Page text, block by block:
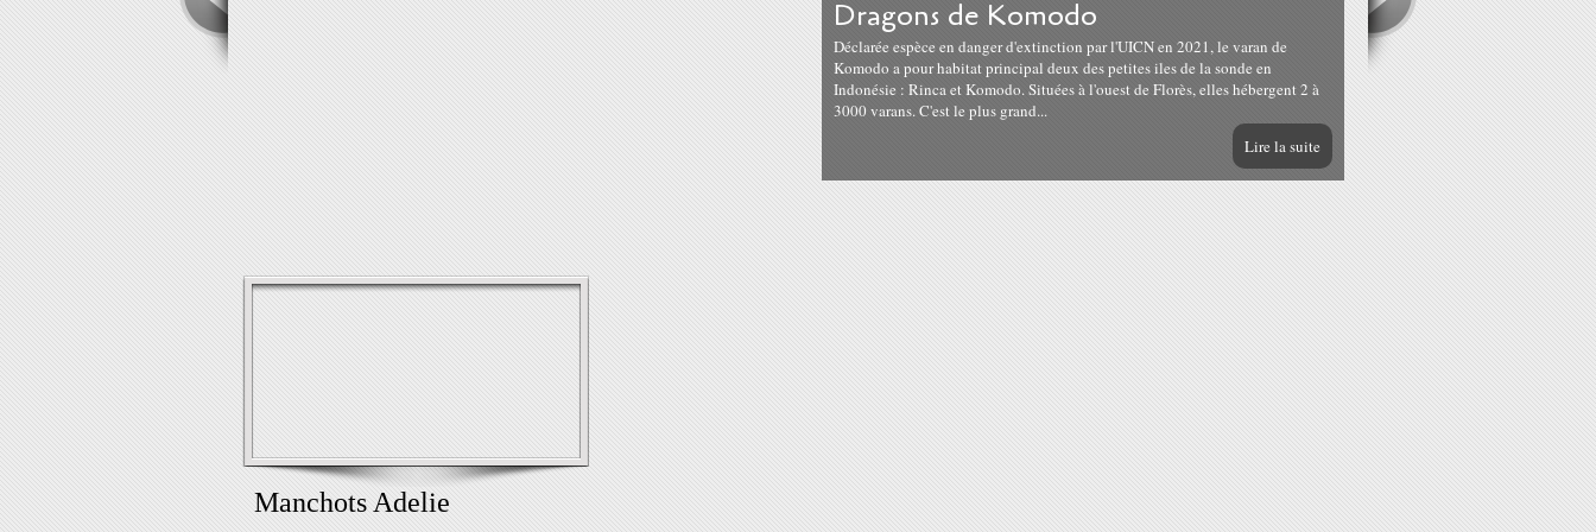
Dragons de Komodo
Déclarée espèce en danger d'extinction par l'UICN en 2021, le varan de
Komodo a pour habitat principal deux des petites iles de la sonde en
Indonésie : Rinca et Komodo. Situées à l'ouest de Florès, elles hébergent 2 à
3000 varans. C'est le plus grand...
Lire la suite
Manchots Adelie